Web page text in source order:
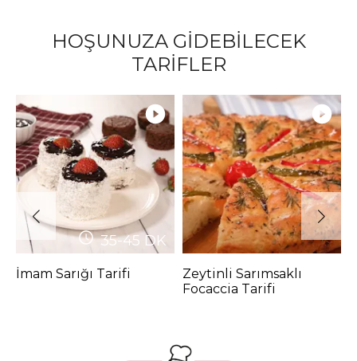
HOŞUNUZA GİDEBİLECEK
TARİFLER
35-45 DK
İmam Sarığı Tarifi
Zeytinli Sarımsaklı
Focaccia Tarifi